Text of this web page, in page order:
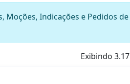
Moções, Indicações e Pedidos de
Exibindo